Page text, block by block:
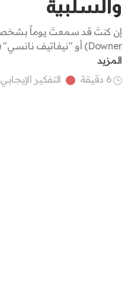
والسلبية
Downer) أو "نيغاتيف نانسي" (Negative Nancy)، وهي ..
المزيد
6 دقيقة
التفكير الإيجابي